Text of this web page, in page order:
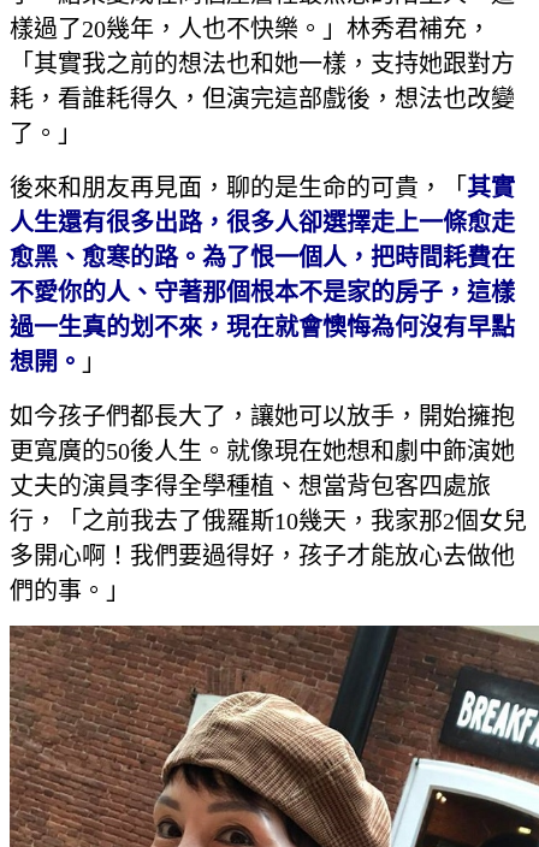
樣過了20幾年，人也不快樂。」林秀君補充，
「其實我之前的想法也和她一樣，支持她跟對方
耗，看誰耗得久，但演完這部戲後，想法也改變
了。」
後來和朋友再見面，聊的是生命的可貴，「 其實
人生還有很多出路，很多人卻選擇走上一條愈走
愈黑、愈寒的路。為了恨一個人，把時間耗費在
不愛你的人、守著那個根本不是家的房子，這樣
過一生真的划不來，現在就會懊悔為何沒有早點
想開。 」
如今孩子們都長大了，讓她可以放手，開始擁抱
更寬廣的50後人生。就像現在她想和劇中飾演她
丈夫的演員李得全學種植、想當背包客四處旅
行，「之前我去了俄羅斯10幾天，我家那2個女兒
多開心啊！我們要過得好，孩子才能放心去做他
們的事。」